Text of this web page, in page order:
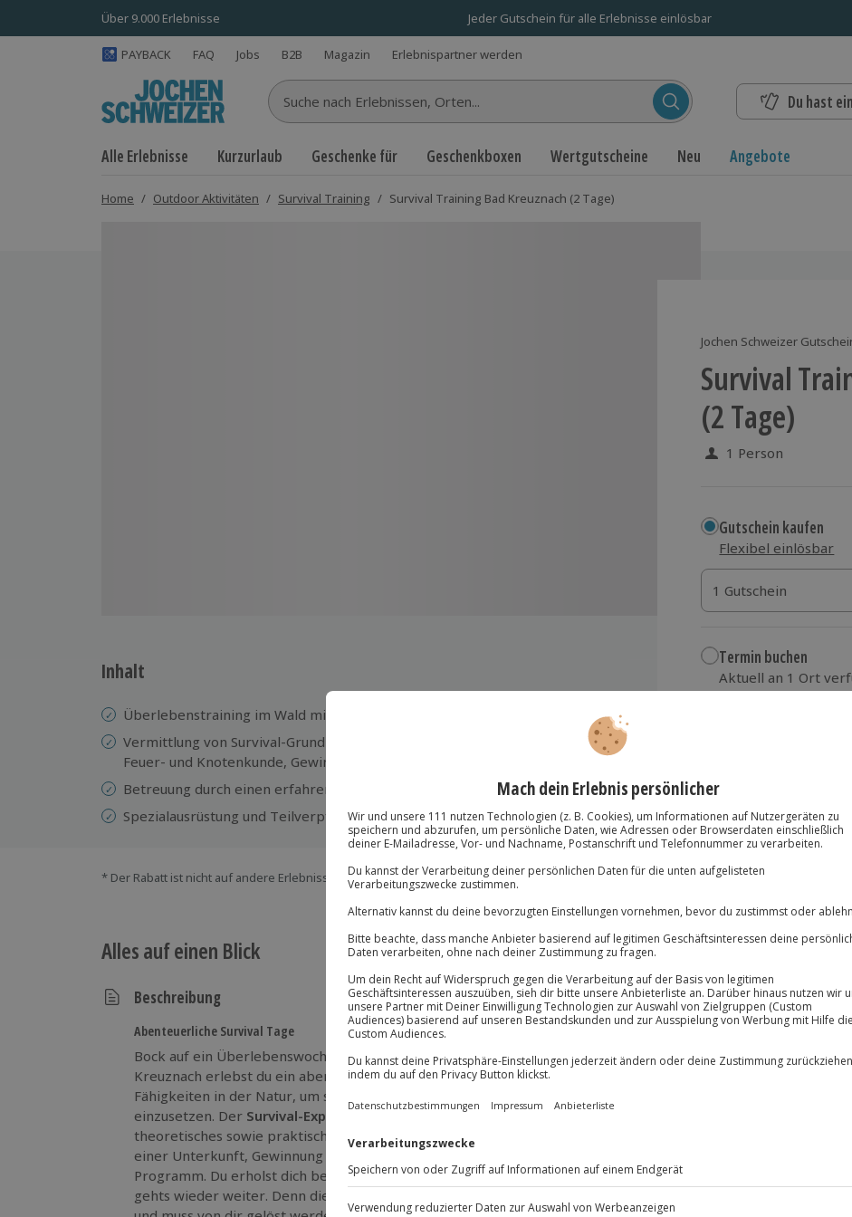
Über 9.000 Erlebnisse Jeder Gutschein für alle Erlebnisse einlösbar
PAYBACK FAQ Jobs B2B Magazin Erlebnispartner werden
Suche nach Erlebnissen... Du hast
Alle Erlebnisse Kurzurlaub Geschenke für Geschenkboxen Wertgutscheine Neu Angebote
Home / Outdoor Aktivitäten / Survival Training / Survival Training Bad Kreuznach (2 Tage)
Jochen Schweizer
Survival
(2 Tage)
1 Person
Gutschein kaufen
Flexibel einlösbar
1 Gutschein
1 Gutschein
1 Gutschein
Termin buchen
Aktuell an 1 Ort
In
Immer das richtige
Große Auswahl, volle
Über 9.000 Erlebnisse.
Volle Flexibilität
Jeder Gutschein für
3 Jahre gültig &
-15%* Club Deal
Direktabzug im
Melde dich hier an
Inhalt
Überlebenstraining im Wald mit Übernachtung
Vermittlung von Survival-Grundlagen wie Orientierung, Bau einer Unterkunft,
Feuer- und Knotenkunde, Gewinnung von Trinkwasser/Nahrung und mehr
Betreuung durch einen erfahrenen Survival-Experten
Spezialausrüstung und Teilverpflegung (Frühstück, Abendessen) vor Ort
* Der Rabatt ist nicht auf andere Erlebnisse bei der Einlösung übertragbar. Details
Alles auf einen Blick
Beschreibung
Abenteuerliche Survival Tage
Bock auf ein Überlebenswochenende mit Übernachtung im Wald? In Bad
Kreuznach erlebst du ein abenteuerreiches Survival-Training. Du erlernst
Fähigkeiten in der Natur, um sie im Ernstfall in Outdoor-Umgebungen
einzusetzen. Der Survival-Experte betreut dich
und lehrt dich
theoretisches sowie praktisches Wissen. Grundlagen wie Orientierung, Bau
einer Unterkunft, Gewinnung von Trinkwasser und mehr stehen auf dem
Programm. Du erholst dich bei der Teilverpflegung vor Ort, und schon
gehts wieder weiter. Denn die nächste Herausforderung steht vor der Tür